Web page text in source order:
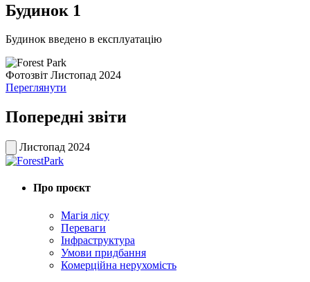
Будинок 1
Будинок введено в експлуатацію
Фотозвіт Листопад 2024
Переглянути
Попередні звіти
Листопад 2024
Про проєкт
Магія лісу
Переваги
Інфраструктура
Умови придбання
Комерційна нерухомість